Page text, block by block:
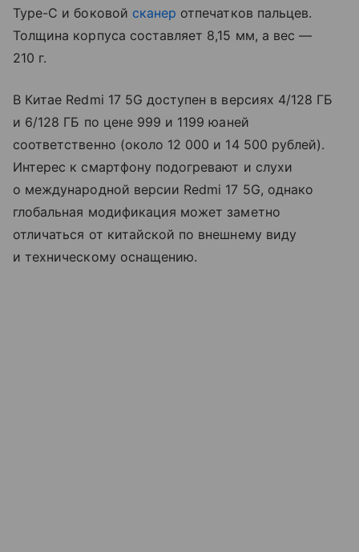
Type-C и боковой сканер отпечатков пальцев.
Толщина корпуса составляет 8,15 мм, а вес —
210 г.
В Китае Redmi 17 5G доступен в версиях 4/128 ГБ
и 6/128 ГБ по цене 999 и 1199 юаней
соответственно (около 12 000 и 14 500 рублей).
Интерес к смартфону подогревают и слухи
о международной версии Redmi 17 5G, однако
глобальная модификация может заметно
отличаться от китайской по внешнему виду
и техническому оснащению.